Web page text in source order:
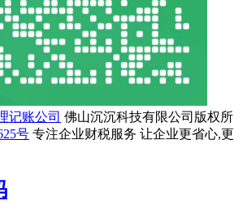
记账公司 佛山沉沉科技有限公司版权所
号 专注企业财税服务 让企业更省心,更